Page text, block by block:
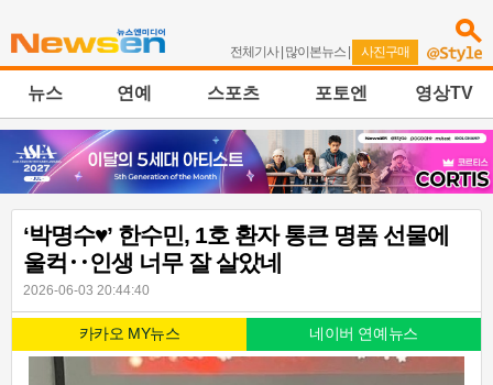
전체기사| 많이본뉴스 | 사진구매
뉴스 연예 스포츠 포토엔 영상TV
‘박명수♥’ 한수민, 1호 환자 통큰 명품 선물에
울컥‥인생 너무 잘 살았네
2026-06-03 20:44:40
카카오 MY뉴스 네이버 연예뉴스